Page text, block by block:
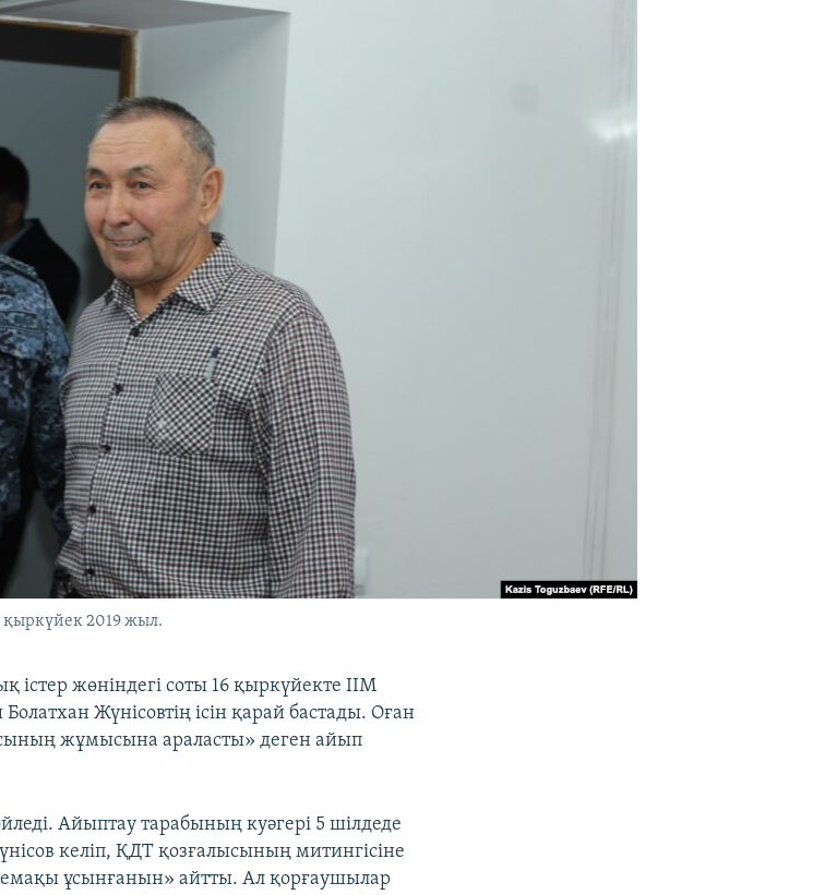
қыркүйек 2019 жыл.
жөніндегі соты 16 қыркүйекте ІІМ
Жүнісовтің ісін қарай бастады. Оған
жұмысына араласты» деген айып
Айыптау тарабының куәгері 5 шілдеде
келіп, ҚДТ қозғалысының митингісіне
ұсынғанын» айтты. Ал қорғаушылар